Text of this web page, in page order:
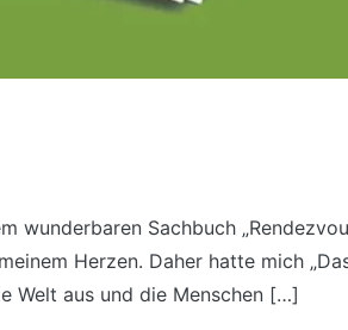
Sachbuch
Herzen. Daher hatte mich
Welt aus und die Menschen […]